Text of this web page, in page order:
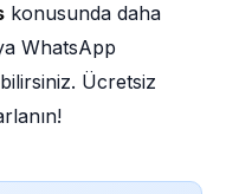
konusunda daha
WhatsApp
Ücretsiz